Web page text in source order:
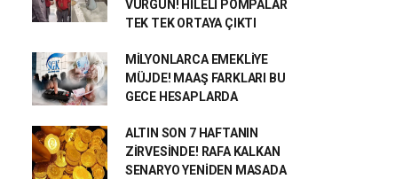
VURGUN! HİLELİ POMPALAR
TEK TEK ORTAYA ÇIKTI
MİLYONLARCA EMEKLİYE
MÜJDE! MAAŞ FARKLARI BU
GECE HESAPLARDA
ALTIN SON 7 HAFTANIN
ZİRVESİNDE! RAFA KALKAN
SENARYO YENİDEN MASADA